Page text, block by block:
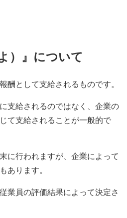
）』について
酬として支給されるものです。
支給されるのではなく、企業の
て支給されることが一般的で
に行われますが、企業によって
あります。
業員の評価結果によって決定さ